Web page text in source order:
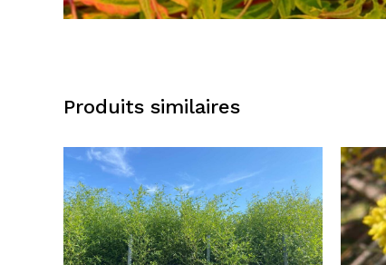
Produits similaires